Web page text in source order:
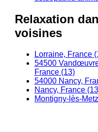
Relaxation
voisines
Lorraine, France
54500
France (13)
54000 Nancy,
Nancy, France
Montigny-lès-